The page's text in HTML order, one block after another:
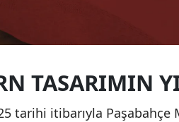
TASARIMIN
tarihi itibarıyla Paşabahçe